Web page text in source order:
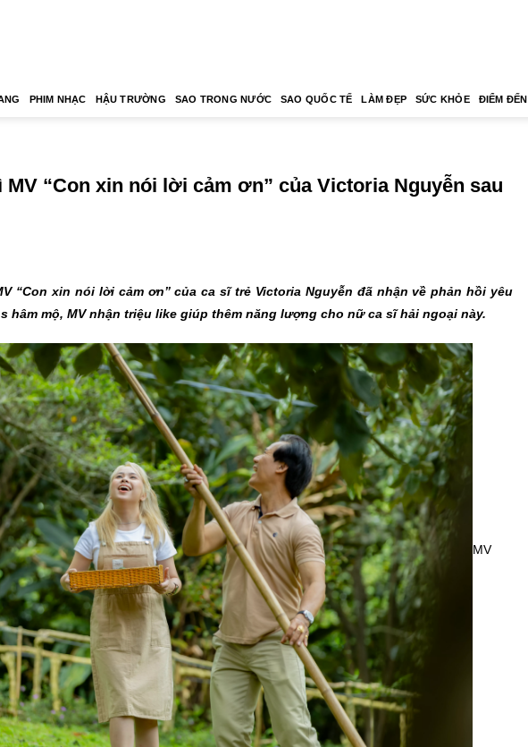
PHIM NHẠC HẬU TRƯỜNG SAO TRONG NƯỚC SAO QUỐC TẾ LÀM ĐẸP SỨC KHỎE ĐIỂM ĐẾN
MV “Con xin nói lời cảm ơn” của Victoria Nguyễn sau
“Con xin nói lời cảm ơn” của ca sĩ trẻ Victoria Nguyễn đã nhận về phản hồi yêu
hâm mộ, MV nhận triệu like giúp thêm năng lượng cho nữ ca sĩ hải ngoại này.
MV